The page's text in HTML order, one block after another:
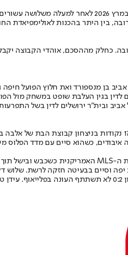
בן מנספורד ואת חלוץ הפועל חיפה
לדין בגין העלבת שופט במשחק מול
ובית"ר ירושלים לדין בשל
הגבוה במשחק (18+). למרות שמדובר בליגה השלישית